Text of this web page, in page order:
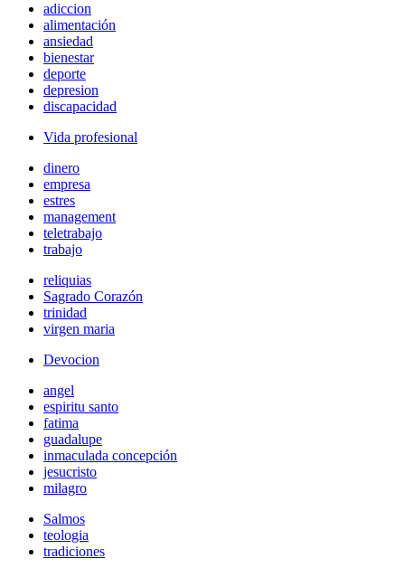
adiccion
alimentación
ansiedad
bienestar
deporte
depresion
discapacidad
Vida profesional
dinero
empresa
estres
management
teletrabajo
trabajo
reliquias
Sagrado Corazón
trinidad
virgen maria
Devocion
angel
espiritu santo
fatima
guadalupe
inmaculada concepción
jesucristo
milagro
Salmos
teologia
tradiciones